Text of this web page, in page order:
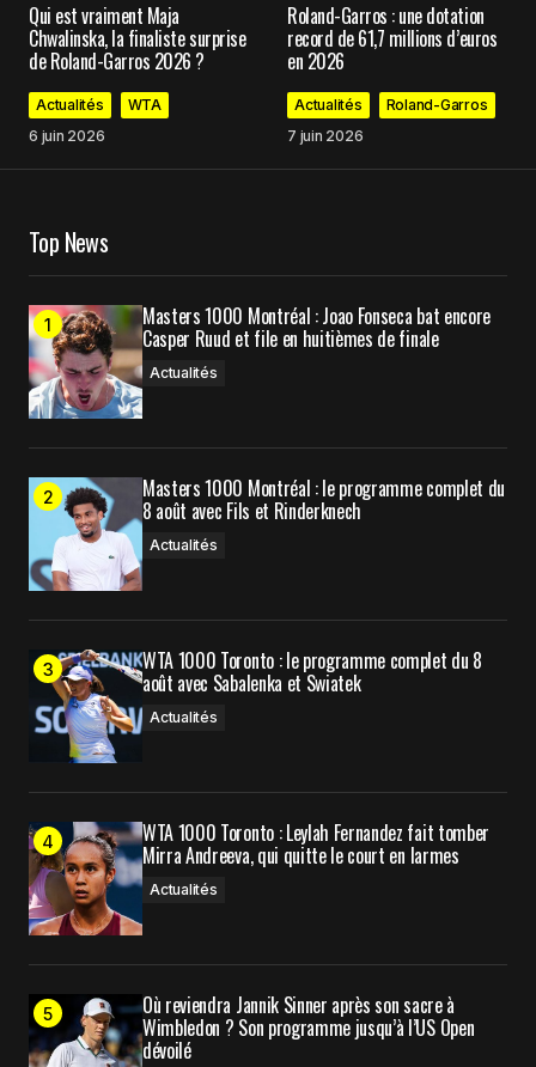
champs obligatoires sont indiqués avec*
Comment*
Your Name
Your E-mail*
Enregistrer mon nom, mon e-mail et mon site
dans le navigateur pour mon prochain
commentaire.
Prévenez-moi de tous les nouveaux commentaires
par e-mail.
Prévenez-moi de tous les nouveaux articles par e-
mail.
Submit Comment
Qui est vraiment Maja
Chwalinska, la finaliste surprise
de Roland-Garros 2026 ?
Actualités
WTA
6 juin 2026
Roland-Garros : une dotation
record de 61,7 millions d’euros
en 2026
Actualités
Roland-Garros
7 juin 2026
Top News
Masters 1000 Montréal : Joao Fonseca bat encore
Casper Ruud et file en huitièmes de finale
Actualités
Masters 1000 Montréal : le programme complet du
8 août avec Fils et Rinderknech
Actualités
WTA 1000 Toronto : le programme complet du 8
août avec Sabalenka et Swiatek
Actualités
WTA 1000 Toronto : Leylah Fernandez fait tomber
Mirra Andreeva, qui quitte le court en larmes
Actualités
Où reviendra Jannik Sinner après son sacre à
Wimbledon ? Son programme jusqu’à l’US Open
dévoilé